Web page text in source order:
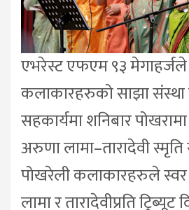
एभरेस्ट एफएम ९३
कलाकारहरुको साझा संस्था
सहकार्यमा शनिबार
अरुणा लामा–तारादेवी
पोखरेली कलाकारहरुले स्वर
लामा र तारादेवीप्रति